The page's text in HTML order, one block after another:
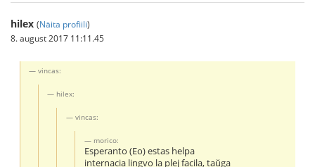
hilex (Näita profiili)
8. august 2017 11:11.45
vincas:
hilex:
vincas:
morico:
Esperanto (Eo) estas helpa
internacia lingvo la plej facila, taŭga